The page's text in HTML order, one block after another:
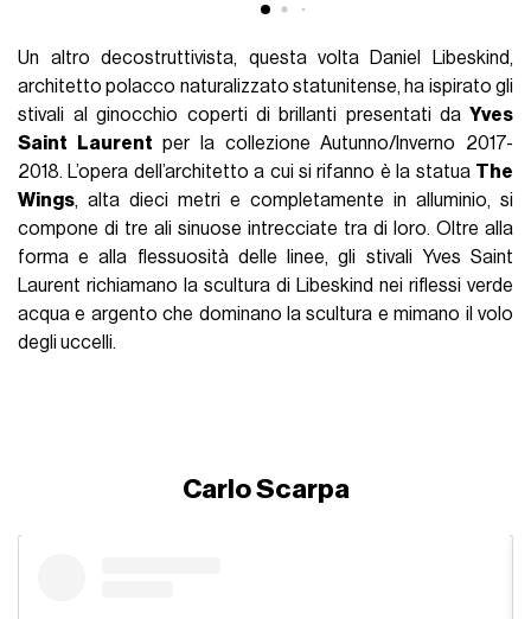
Un altro decostruttivista, questa volta Daniel Libeskind,
architetto polacco naturalizzato statunitense, ha ispirato gli
stivali al ginocchio coperti di brillanti presentati da Yves
Saint Laurent per la collezione Autunno/Inverno 2017-
2018. L’opera dell’architetto a cui si rifanno è la statua The
Wings, alta dieci metri e completamente in alluminio, si
compone di tre ali sinuose intrecciate tra di loro. Oltre alla
forma e alla flessuosità delle linee, gli stivali Yves Saint
Laurent richiamano la scultura di Libeskind nei riflessi verde
acqua e argento che dominano la scultura e mimano il volo
degli uccelli.
Carlo Scarpa